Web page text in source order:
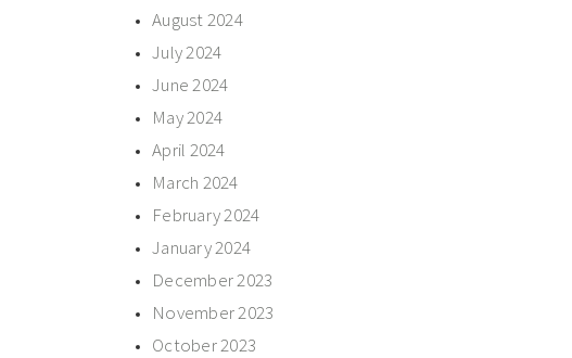
August 2024
July 2024
June 2024
May 2024
April 2024
March 2024
February 2024
January 2024
December 2023
November 2023
October 2023